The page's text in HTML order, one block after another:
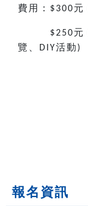
費用： $300元
$250元
覽、 DIY活動 )
報名資訊